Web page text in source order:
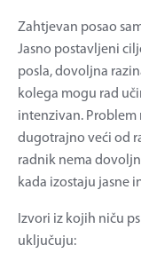
Zahtjevan posao
Jasno postavljeni
posla, dovoljna
kolega mogu rad
intenzivan. Problem
dugotrajno veći od
radnik nema
kada izostaju jasne
Izvori iz kojih niču
uključuju: